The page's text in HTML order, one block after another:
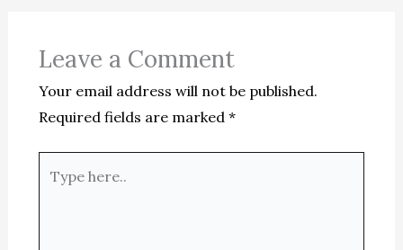
Leave a Comment
Your email address will not be published.
Required fields are marked *
here..